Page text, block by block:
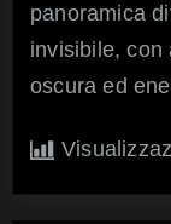
panoramica
invisibile, con
oscura ed